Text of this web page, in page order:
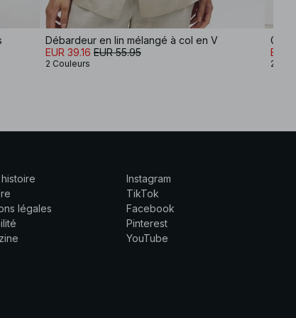
Débardeur en lin mélangé à col en V
EUR 39.16 EUR 55.95
2 Couleurs
Gilet
EUR
2
légales
Instagram
TikTok
Facebook
Pinterest
YouTube